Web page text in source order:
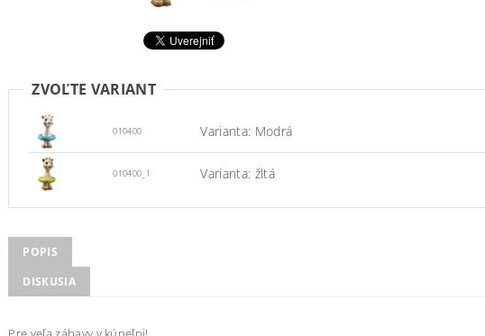
ZVOĽTE VARIANT
010400 Varianta: Modrá
010400_1 Varianta: žltá
POPIS
DISKUSIA